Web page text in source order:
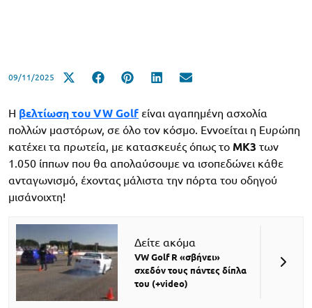
09/11/2025
Η βελτίωση του VW Golf είναι αγαπημένη ασχολία
πολλών μαστόρων, σε όλο τον κόσμο. Εννοείται η Ευρώπη
κατέχει τα πρωτεία, με κατασκευές όπως το MK3 των
1.050 ίππων που θα απολαύσουμε να ισοπεδώνει κάθε
ανταγωνισμό, έχοντας μάλιστα την πόρτα του οδηγού
μισάνοιχτη!
Δείτε ακόμα
VW Golf R «σβήνει»
σχεδόν τους πάντες δίπλα
του (+video)